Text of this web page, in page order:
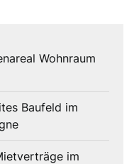
Wohnraum
Baufeld im
im